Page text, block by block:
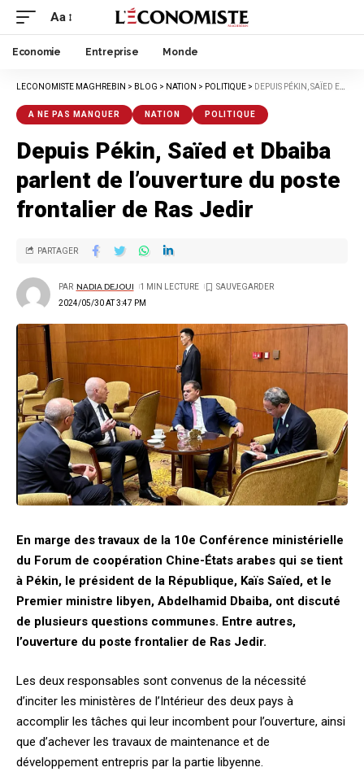
Aa
Economie Entreprise Monde
LECONOMISTE MAGHREBIN > BLOG > NATION > POLITIQUE > DEPUIS PÉKIN, SAÏED ET DBAIBA PARLENT DE L’OUVERTURE DU POSTE FRONTALIER DE RAS JEDIR
A NE PAS MANQUER NATION POLITIQUE
Depuis Pékin, Saïed et Dbaiba
parlent de l’ouverture du poste
frontalier de Ras Jedir
2024/05/30 AT 3:47 PM
PAR NADIA DEJOUI 1 MIN LECTURE
PARTAGER
En marge des travaux de la 10e Conférence ministérielle
du Forum de coopération Chine-États arabes qui se tient
à Pékin, le président de la République, Kaïs Saïed, et le
Premier ministre libyen, Abdelhamid Dbaiba, ont discuté
de plusieurs questions communes. Entre autres,
l’ouverture du poste frontalier de Ras Jedir.
Les deux responsables sont convenus de la nécessité
d’inciter les ministères de l’Intérieur des deux pays à
accomplir les tâches qui leur incombent pour l’ouverture, ainsi
que d’achever les travaux de maintenance et de
développement entrepris par la partie libyenne.